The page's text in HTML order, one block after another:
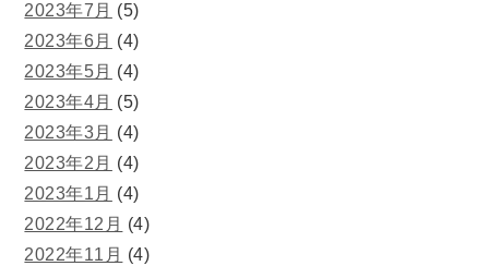
2023年7月 (5)
2023年6月 (4)
2023年5月 (4)
2023年4月 (5)
2023年3月 (4)
2023年2月 (4)
2023年1月 (4)
2022年12月 (4)
2022年11月 (4)